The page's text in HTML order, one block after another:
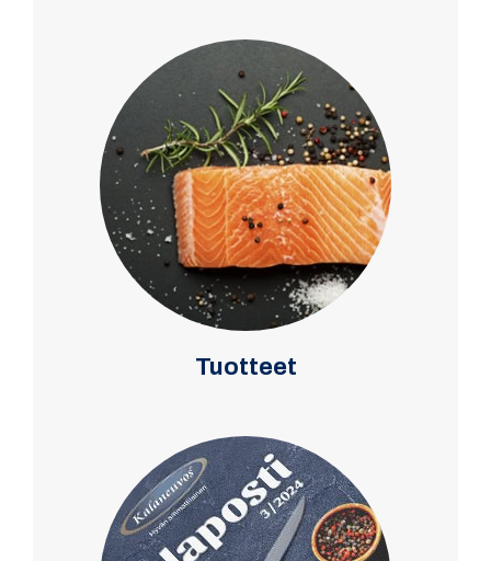
Tuotteet